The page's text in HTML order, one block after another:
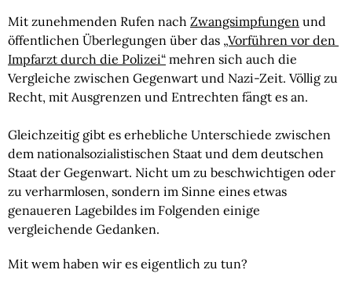
Mit zunehmenden Rufen nach Zwangsimpfungen und
öffentlichen Überlegungen über das „Vorführen vor den
Impfarzt durch die Polizei“ mehren sich auch die
Vergleiche zwischen Gegenwart und Nazi-Zeit. Völlig zu
Recht, mit Ausgrenzen und Entrechten fängt es an.
Gleichzeitig gibt es erhebliche Unterschiede zwischen
dem nationalsozialistischen Staat und dem deutschen
Staat der Gegenwart. Nicht um zu beschwichtigen oder
zu verharmlosen, sondern im Sinne eines etwas
genaueren Lagebildes im Folgenden einige
vergleichende Gedanken.
Mit wem haben wir es eigentlich zu tun?